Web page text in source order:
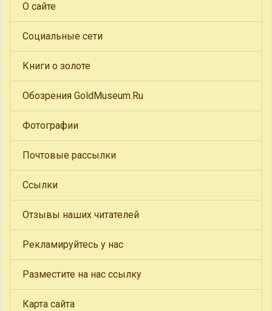
О сайте
Социальные сети
Книги о золоте
Обозрения GoldMuseum.Ru
Фотографии
Почтовые рассылки
Ссылки
Отзывы наших читателей
Рекламируйтесь у нас
Разместите на нас ссылку
Карта сайта